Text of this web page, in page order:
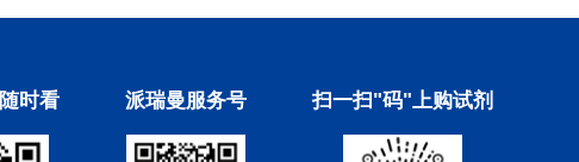
时看 派瑞曼服务号 扫一扫"码"上购试剂